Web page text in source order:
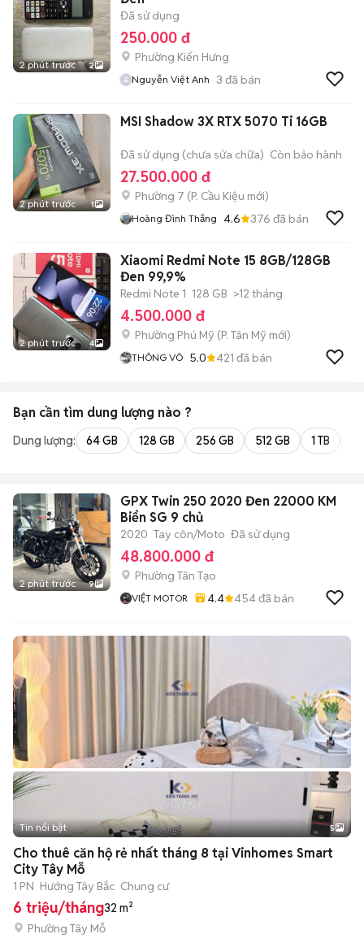
2 phút trước 2
Đã sử dụng
250.000 đ
Phường Kiến Hưng
Nguyễn Việt Anh 3 đã bán
2 phút trước 1
MSI Shadow 3X RTX 5070 Ti 16GB
Đã sử dụng (chưa sửa chữa) Còn bảo hành
27.500.000 đ
Phường 7 (P. Cầu Kiệu mới)
Hoàng Đình Thắng 4.6 376 đã bán
2 phút trước 4
Xiaomi Redmi Note 15 8GB/128GB
Đen 99,9%
Redmi Note 1 128 GB >12 tháng
4.500.000 đ
Phường Phú Mỹ (P. Tân Mỹ mới)
THÔNG VÕ 5.0 421 đã bán
Bạn cần tìm dung lượng nào ?
Dung lượng: 64 GB 128 GB 256 GB 512 GB 1 TB
2 phút trước 9
GPX Twin 250 2020 Đen 22000 KM
Biển SG 9 chủ
2020 Tay côn/Moto Đã sử dụng
48.800.000 đ
Phường Tân Tạo
VIỆT MOTOR 4.4 454đã bán
Tin nổi bật 5
Cho thuê căn hộ rẻ nhất tháng 8 tại Vinhomes Smart
City Tây Mỗ
1 PN Hướng Tây Bắc Chung cư
6 triệu/tháng32 m²
Phường Tây Mỗ